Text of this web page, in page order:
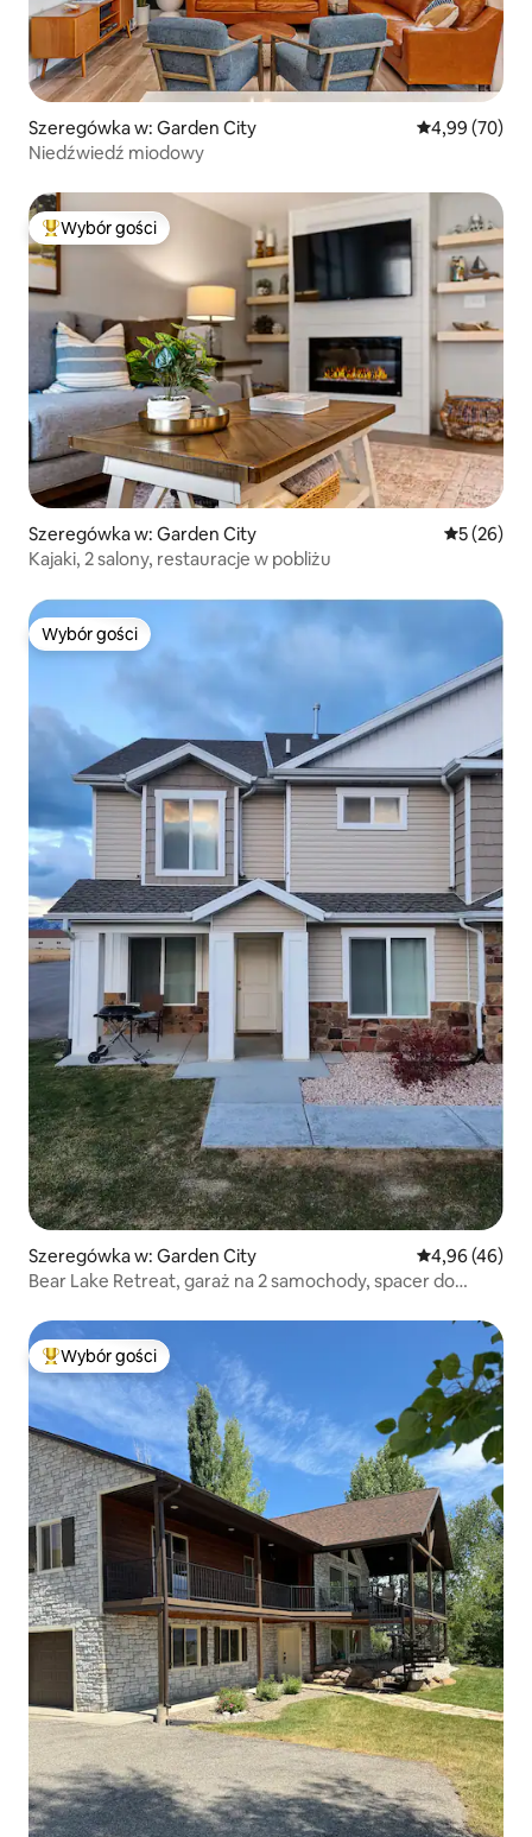
Szeregówka w: Garden City Średnia
4,99 (70)
Niedźwiedź miodowy
Najpopularniejsze z kategorii Wybór gości
Wybór gości
Szeregówka w: Garden City Średnia
5 (26)
Kajaki, 2 salony, restauracje w pobliżu
Wybór gości
Wybór gości
Szeregówka w: Garden City Średnia
4,96 (46)
Bear Lake Retreat, garaż na 2 samochody, spacer do
Najpopularniejsze z kategorii Wybór gości
Wybór gości